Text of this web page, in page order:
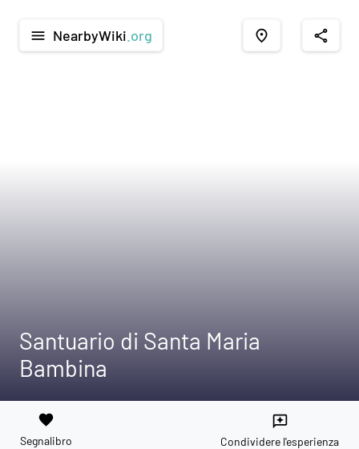
menu NearbyWiki .org place share
Santuario di Santa Maria
Bambina
favorite
Segnalibro
reviews
Condividere l'esperienza